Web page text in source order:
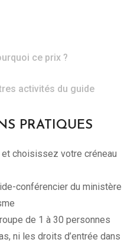
ce prix ?
activités du guide
PRATIQUES
choisissez votre créneau
conférencier du ministère
de 1 à 30 personnes
ni les droits d’entrée dans